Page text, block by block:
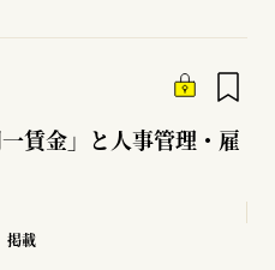
賃金」と人事管理・雇
掲載